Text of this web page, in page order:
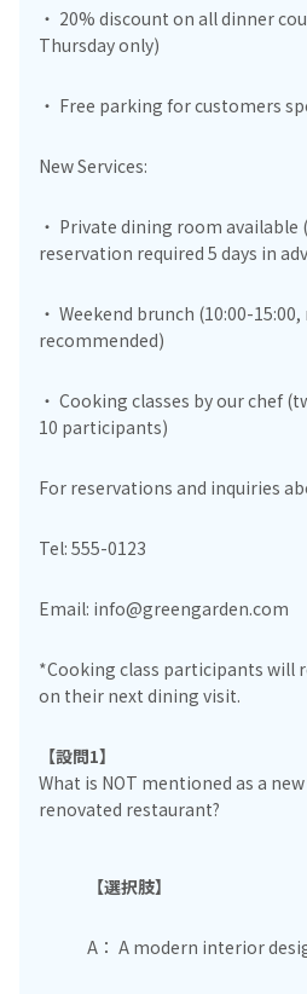
・ 20% discount on all dinner
Thursday only)
・ Free parking for customers
New Services:
・ Private dining room
reservation required 5 days in
・ Weekend brunch (10:00-
recommended)
・ Cooking classes by our chef
10 participants)
For reservations and inquiries
Tel: 555-0123
Email: info@greengarden.com
*Cooking class participants will
on their next dining visit.
【設問1】
What is NOT mentioned as a
renovated restaurant?
【選択肢】
A： A modern interior